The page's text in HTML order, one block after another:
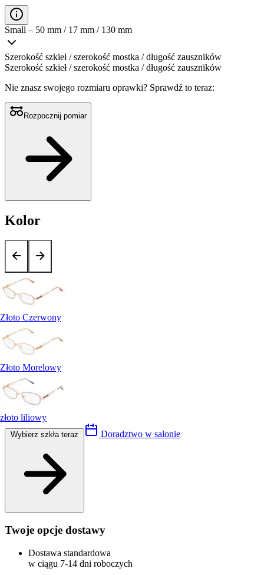
Small – 50 mm / 17 mm / 130 mm
Szerokość szkieł / szerokość mostka / długość zauszników
Szerokość szkieł / szerokość mostka / długość zauszników
Nie znasz swojego rozmiaru oprawki? Sprawdź to teraz:
Rozpocznij pomiar
Kolor
Złoto Czerwony
Złoto Morelowy
złoto liliowy
Doradztwo w salonie
Twoje opcje dostawy
Dostawa standardowa
w ciągu 7-14 dni roboczych